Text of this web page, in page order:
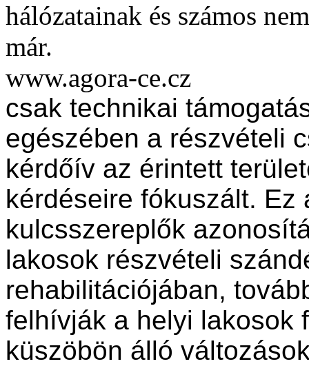
hálózatainak és számos
már.
www.agora-ce.cz
csak technikai
egészében a részvételi
kérdőív az érintett
kérdéseire fókuszált.
kulcsszereplők
lakosok részvételi
rehabilitációjában,
felhívják a helyi lakosok
küszöbön álló